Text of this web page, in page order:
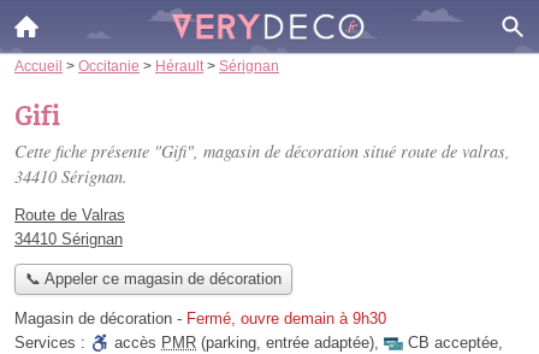
Accueil > Occitanie > Hérault > Sérignan
Gifi
Cette fiche présente "Gifi", magasin de décoration situé route de valras,
34410 Sérignan.
Route de Valras
34410 Sérignan
📞 Appeler ce magasin de décoration
Magasin de décoration - Fermé, ouvre demain à 9h30
Services :
accès PMR (parking, entrée adaptée), CB acceptée,